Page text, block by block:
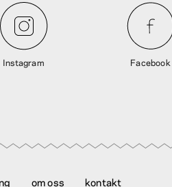
Instagram Facebook
om oss kontakt